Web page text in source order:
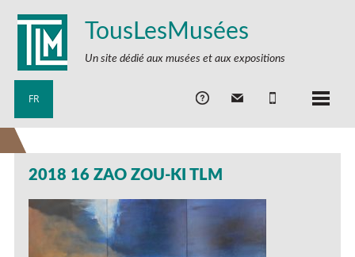
TousLesMusées
Un site dédié aux musées et aux expositions
FR
2018 16 ZAO ZOU-KI TLM